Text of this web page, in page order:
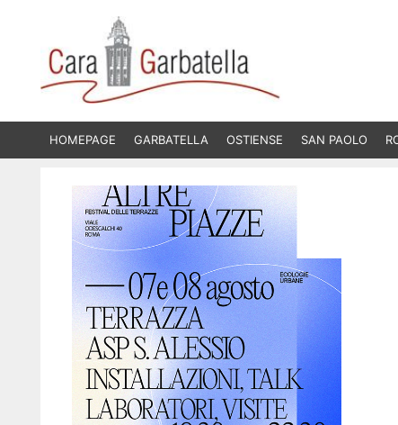
contenuto
HOMEPAGE GARBATELLA OSTIENSE SAN PAOLO